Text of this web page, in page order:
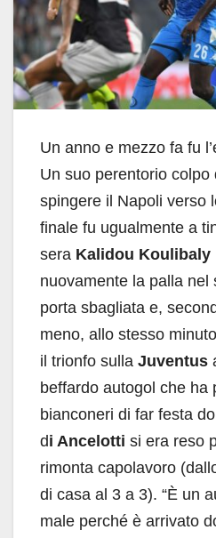
Un anno e mezzo fa fu
Un suo perentorio
spingere il Napoli verso
finale fu ugualmente a
sera Kalidou Koulibaly
nuovamente la palla nel
porta sbagliata e,
meno, allo stesso
il trionfo sulla Juventus
beffardo autogol che ha
bianconeri di far festa
di Ancelotti si era reso
rimonta capolavoro
di casa al 3 a 3). “È un
male perché è arrivato